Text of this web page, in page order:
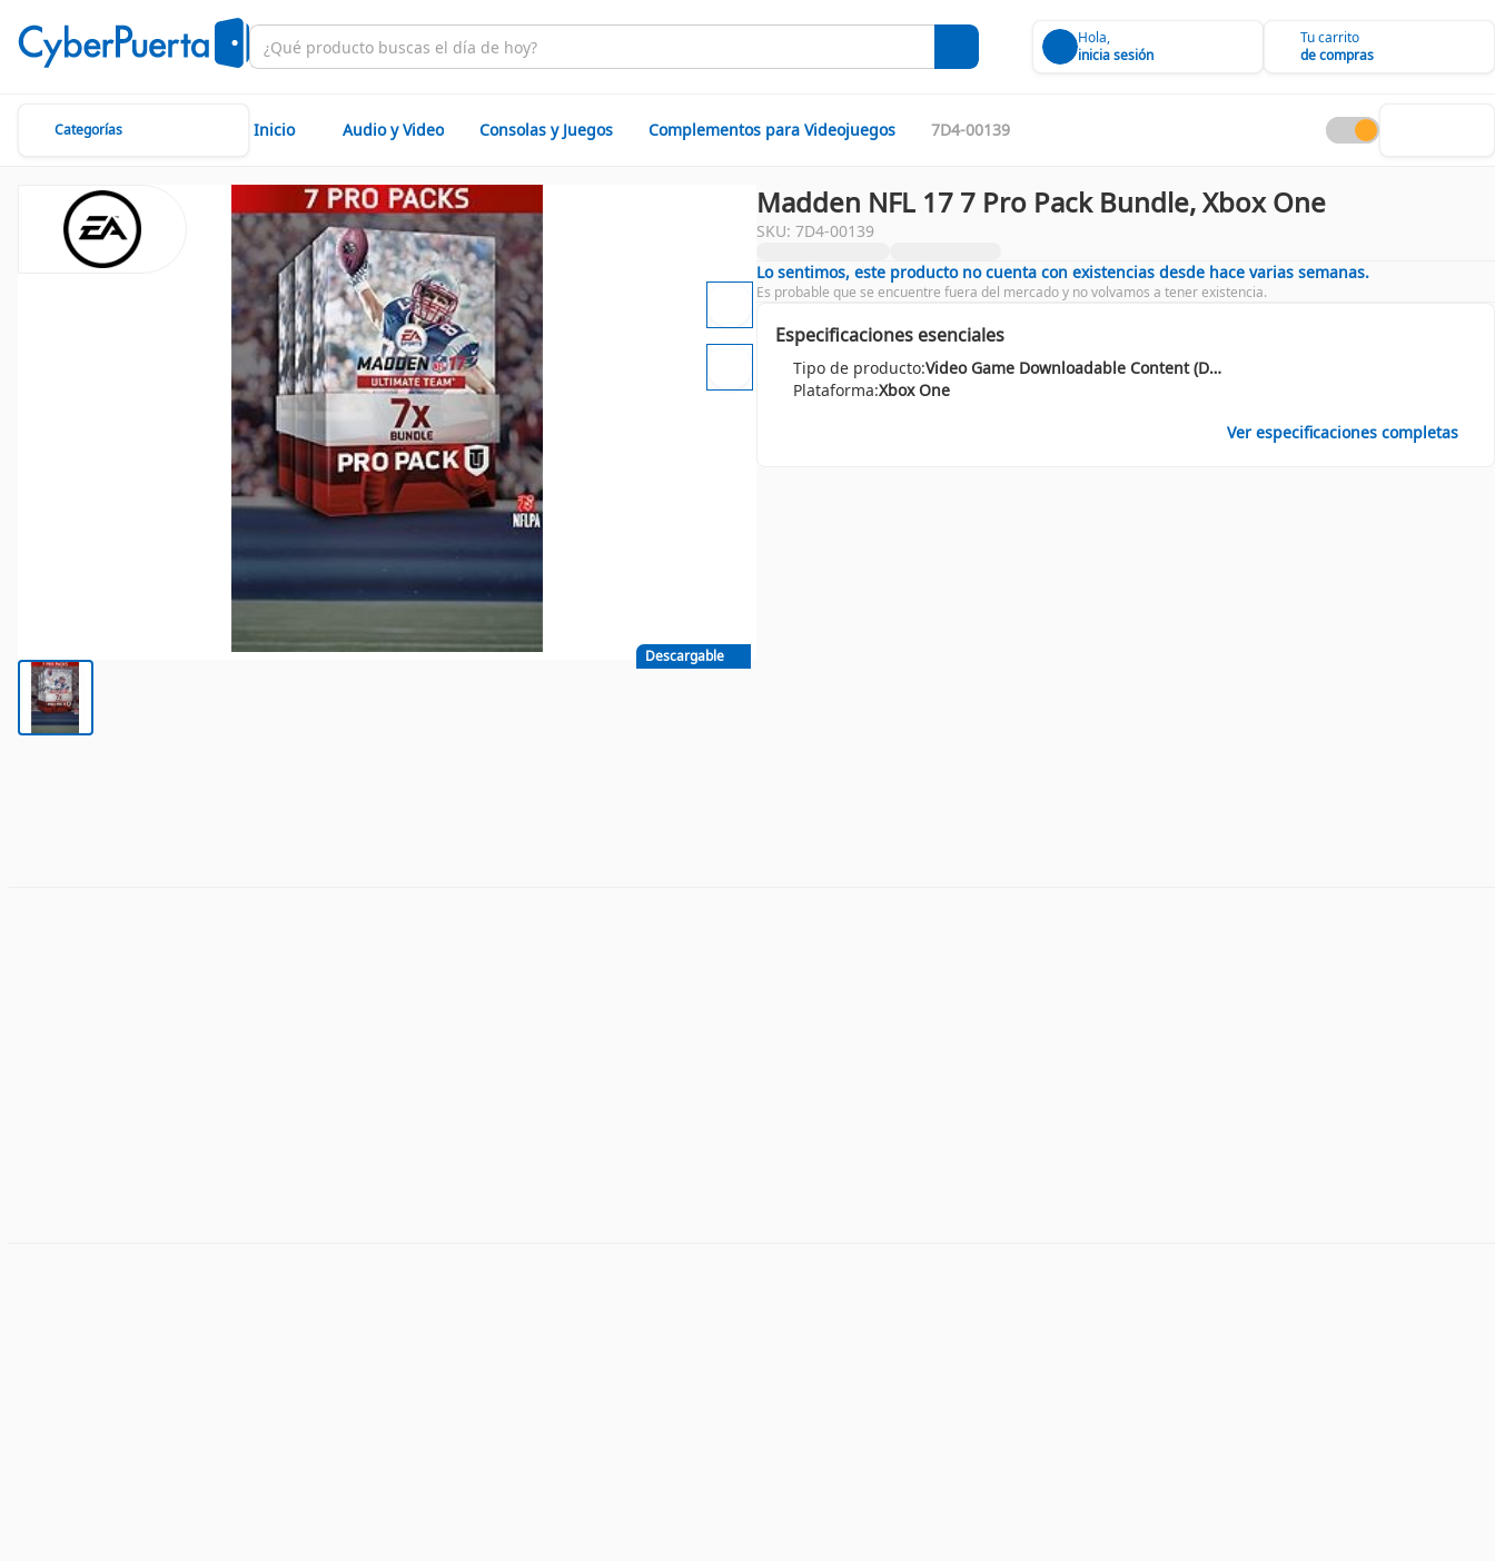
Hola,
inicia sesión
Tu carrito
de compras
Categorías Inicio Audio y Video Consolas y Juegos Complementos para Videojuegos 7D4-00139
Descargable
Madden NFL 17 7 Pro Pack Bundle, Xbox One
SKU: 7D4-00139
Lo sentimos, este producto no cuenta con existencias desde hace varias semanas.
Es probable que se encuentre fuera del mercado y no volvamos a tener existencia.
Especificaciones esenciales
Tipo de producto:
Video Game Downloadable Content (DLC)
Plataforma:Xbox One
Ver especificaciones completas